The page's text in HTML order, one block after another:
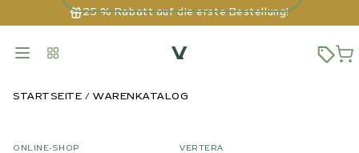
25 % Rabatt auf die erste Bestellung!
STARTSEITE WARENKATALOG
ONLINE-SHOP VERTERA